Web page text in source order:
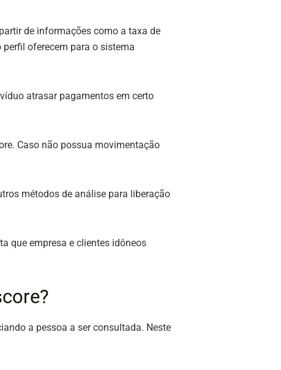
de informações como a taxa de
oferecem para o sistema
atrasar pagamentos em certo
Caso não possua movimentação
métodos de análise para liberação
que empresa e clientes idôneos
a pessoa a ser consultada. Neste